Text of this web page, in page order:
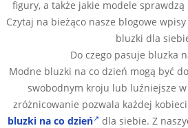
figury, a także jakie modele
Czytaj na bieżąco nasze blogowe
bluzki dla
Do czego pasuje bluzka
Modne bluzki na co dzień mogą być
swobodnym kroju lub luźniejsze
zróżnicowanie pozwala każdej
bluzki na co dzień
dla siebie. Z